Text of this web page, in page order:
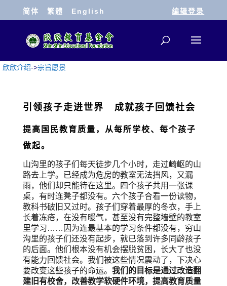
简体 繁體 English 编辑登录
欣欣介绍->宗旨愿景
引领孩子走进世界 成就孩子回馈社会
提高国民教育质量，从每所学校、每个孩子
做起。
山沟里的孩子们每天徒步几个小时，走过崎岖的山
路去上学。已经成为危房的教室无法挡风，又漏
雨，他们却只能待在这里。四个孩子共用一张课
桌，有时连凳子都没有。六个孩子合看一份读物，
教科书破旧又过时。孩子们穿着最厚的冬衣，手上
长着冻疮，在没有暖气，甚至没有完整墙壁的教室
里学习……因为连最基本的学习条件都没有，穷山
沟里的孩子们还没有起步，就已落到许多同龄孩子
的后面。他们根本没有机会摆脱贫困，长大了也没
有能力回馈社会。我们被这些情况震动了，下决心
要改变这些孩子的命运。 我们的目标是通过改造翻
建旧有校舍，改善教学软硬件环境，提高教育质量